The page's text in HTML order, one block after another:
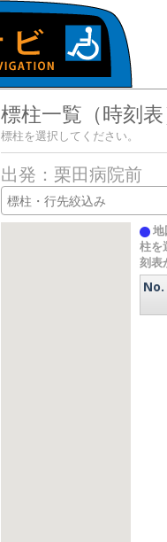
標柱一覧（時刻
標柱を選択してください。
出発：栗田病院前
地
柱を
刻表
No.